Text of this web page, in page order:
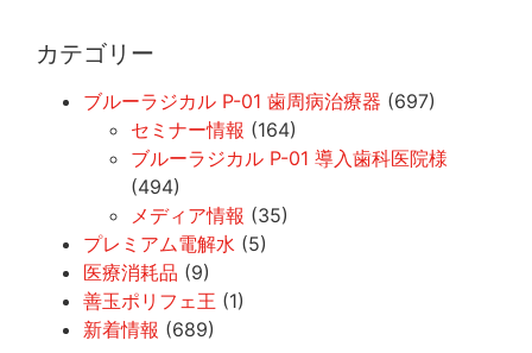
カテゴリー
ブルーラジカル P-01 歯周病治療器 (697)
セミナー情報 (164)
ブルーラジカル P-01 導入歯科医院様
(494)
メディア情報 (35)
プレミアム電解水 (5)
医療消耗品 (9)
善玉ポリフェ王 (1)
新着情報 (689)